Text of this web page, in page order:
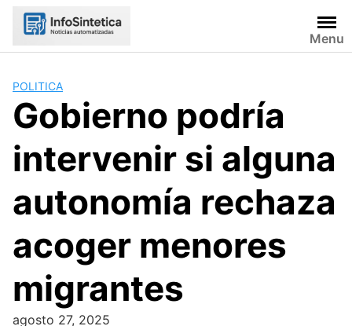
Skip
Menu
POLITICA
Gobierno podría
intervenir si alguna
autonomía rechaza
acoger menores
migrantes
agosto 27, 2025